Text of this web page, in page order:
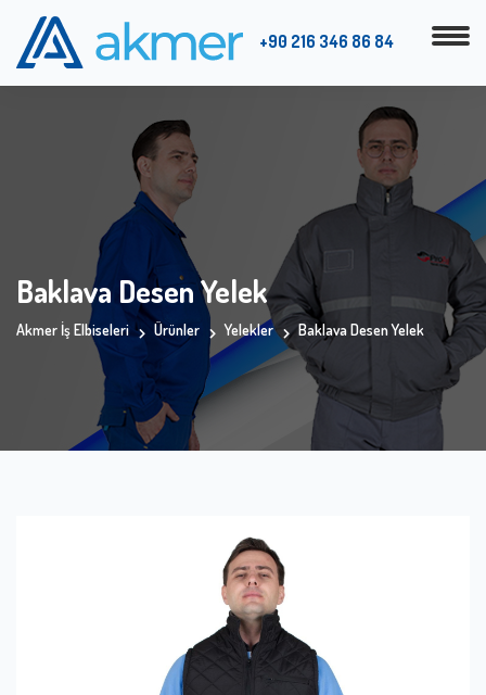
+90 216 346 86 84
Baklava Desen Yelek
Akmer İş Elbiseleri Ürünler Yelekler Baklava Desen Yelek